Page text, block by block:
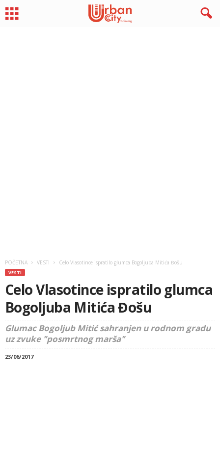
POČETNA VESTI Celo Vlasotince ispratilo glumca Bogoljuba Mitića Đošu
VESTI
Celo Vlasotince ispratilo glumca
Bogoljuba Mitića Đošu
Glumac Bogoljub Mitić sahranjen u rodnom gradu
uz zvuke "posmrtnog marša"
23/06/2017